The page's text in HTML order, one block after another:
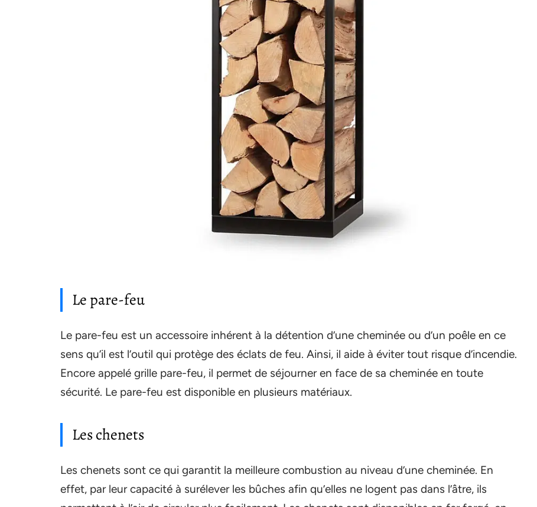
Le pare-feu
Le pare-feu est un accessoire inhérent à la détention d’une cheminée ou d’un poêle en ce
sens qu’il est l’outil qui protège des éclats de feu. Ainsi, il aide à éviter tout risque d’incendie.
Encore appelé grille pare-feu, il permet de séjourner en face de sa cheminée en toute
sécurité. Le pare-feu est disponible en plusieurs matériaux.
Les chenets
Les chenets sont ce qui garantit la meilleure combustion au niveau d’une cheminée. En
effet, par leur capacité à surélever les bûches afin qu’elles ne logent pas dans l’âtre, ils